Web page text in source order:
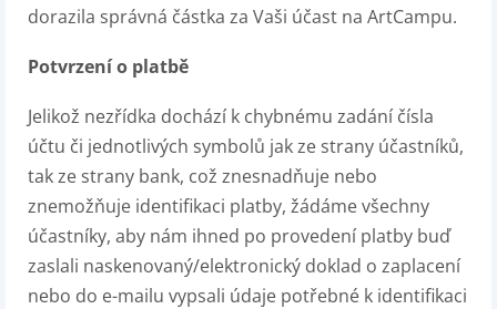
dorazila správná částka za Vaši účast na ArtCampu.
Potvrzení o platbě
Jelikož nezřídka dochází k chybnému zadání čísla
účtu či jednotlivých symbolů jak ze strany účastníků,
tak ze strany bank, což znesnadňuje nebo
znemožňuje identifikaci platby, žádáme všechny
účastníky, aby nám ihned po provedení platby buď
zaslali naskenovaný/elektronický doklad o zaplacení
nebo do e-mailu vypsali údaje potřebné k identifikaci